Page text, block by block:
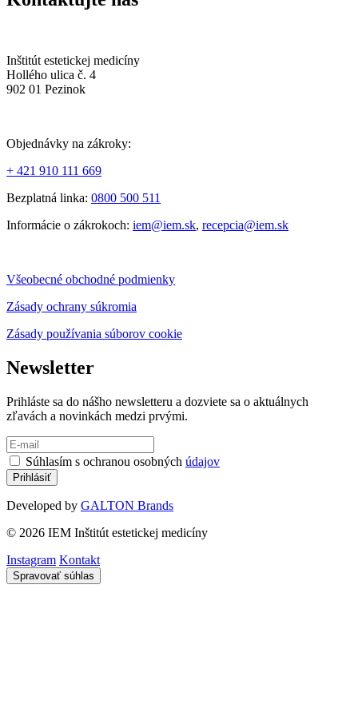
Inštitút estetickej medicíny
Hollého ulica č. 4
902 01 Pezinok
Objednávky na zákroky:
+ 421 910 111 669
Bezplatná linka: 0800 500 511
Informácie o zákrokoch: iem@iem.sk, recepcia@iem.sk
Všeobecné obchodné podmienky
Zásady ochrany súkromia
Zásady používania súborov cookie
Newsletter
Prihláste sa do nášho newsletteru a dozviete sa o aktuálnych
zľavách a novinkách medzi prvými.
Súhlasím s ochranou osobných údajov
Developed by GALTON Brands
© 2026 IEM Inštitút estetickej medicíny
Instagram Kontakt
Spravovať súhlas